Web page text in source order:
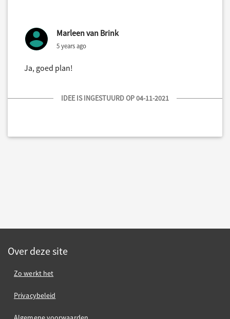
Marleen van Brink
5 years ago
Ja, goed plan!
IDEE IS INGESTUURD OP 04-11-2021
Over deze site
Zo werkt het
Privacybeleid